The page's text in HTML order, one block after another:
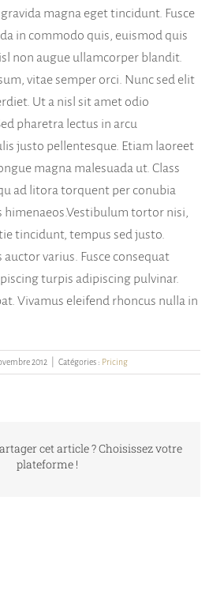
magna eget tincidunt. Fusce
in commodo quis, euismod quis
non augue ullamcorper blandit.
vitae semper orci. Nunc sed elit
Ut a nisl sit amet odio
pharetra lectus in arcu
justo pellentesque. Etiam laoreet
magna malesuada ut. Class
ad litora torquent per conubia
himenaeos.Vestibulum tortor nisi,
tincidunt, tempus sed justo.
varius. Fusce consequat
turpis adipiscing pulvinar.
Vivamus eleifend rhoncus nulla in
2012 Catégories : Pricing
cet article ? Choisissez votre
plateforme !